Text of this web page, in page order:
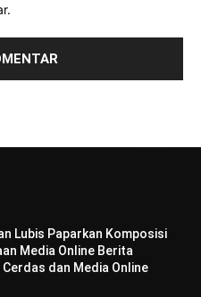
Lubis Paparkan Komposisi
Media Online Berita
Cerdas dan Media Online